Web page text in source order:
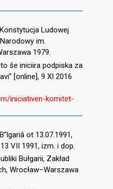
Ludowej
im.
1979.
ŝe iniciira podpiska za
[online], 9 XI 2016
iniciativen-komitet-
ot 13.07.1991,
VII 1991, izm. i dop.
Bułgarii, Zakład
Wrocław–Warszawa